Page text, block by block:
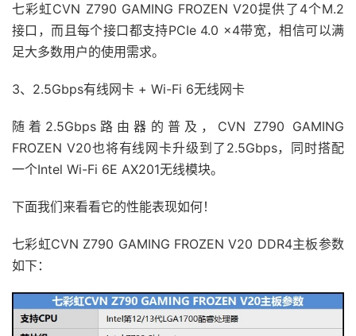
七彩虹CVN Z790 GAMING FROZEN V20提供了4个M.2
接口，而且每个接口都支持PCIe 4.0 x4带宽，相信可以满
足大多数用户的使用需求。
3、2.5Gbps有线网卡 + Wi-Fi 6无线网卡
随着2.5Gbps路由器的普及，CVN Z790 GAMING
FROZEN V20也将有线网卡升级到了2.5Gbps，同时搭配
一个Intel Wi-Fi 6E AX201无线模块。
下面我们来看看它的性能表现如何！
七彩虹CVN Z790 GAMING FROZEN V20 DDR4主板参数
如下：